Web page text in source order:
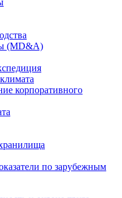
(MD&A)
корпоративного
по зарубежным